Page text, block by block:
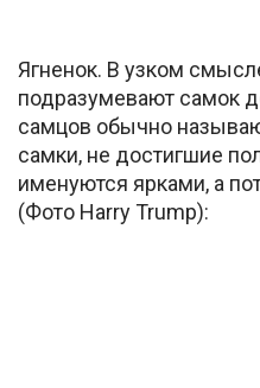
Ягненок. В узком
подразумевают самок
самцов обычно
самки, не достигшие
именуются ярками, а
(Фото Harry Trump):